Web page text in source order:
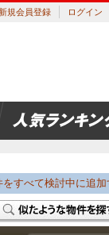
新規会員登録 ログイン
すべて検討中に追加